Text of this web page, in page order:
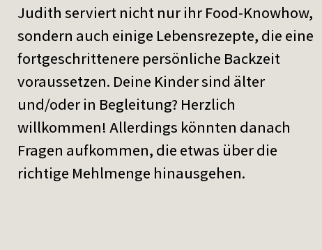
Judith serviert nicht nur ihr Food-Knowhow,
sondern auch einige Lebensrezepte, die eine
fortgeschrittenere persönliche Backzeit
voraussetzen. Deine Kinder sind älter
und/oder in Begleitung? Herzlich
willkommen! Allerdings könnten danach
Fragen aufkommen, die etwas über die
richtige Mehlmenge hinausgehen.